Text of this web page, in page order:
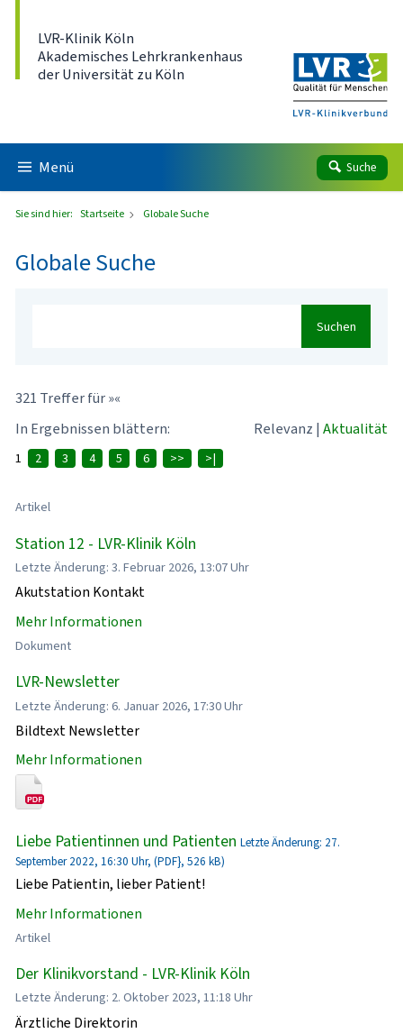
LVR-Klinik Köln
Akademisches Lehrkrankenhaus
der Universität zu Köln
Menü Suche
Sie sind hier: Startseite Globale Suche
Globale Suche
Suchen
321 Treffer für »«
In Ergebnissen blättern:
Relevanz | Aktualität
1 2 3 4 5 6 >> >|
Artikel
Station 12 - LVR-Klinik Köln
Letzte Änderung: 3. Februar 2026, 13:07 Uhr
Akutstation Kontakt
Mehr Informationen
Dokument
LVR-Newsletter
Letzte Änderung: 6. Januar 2026, 17:30 Uhr
Bildtext Newsletter
Mehr Informationen
Liebe Patientinnen und Patienten Letzte Änderung: 27.
September 2022, 16:30 Uhr, (PDF}, 526 kB)
Liebe Patientin, lieber Patient!
Mehr Informationen
Artikel
Der Klinikvorstand - LVR-Klinik Köln
Letzte Änderung: 2. Oktober 2023, 11:18 Uhr
Ärztliche Direktorin